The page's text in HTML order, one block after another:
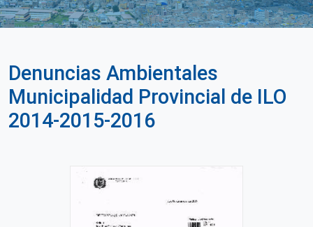
Denuncias Ambientales
Municipalidad Provincial de ILO
2014-2015-2016